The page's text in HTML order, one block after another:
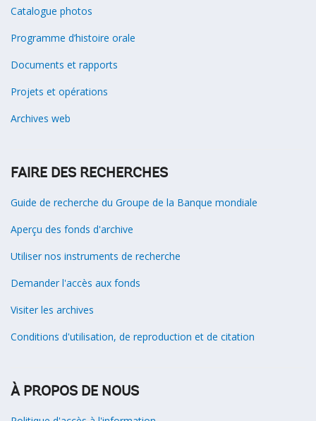
Catalogue photos
Programme d’histoire orale
Documents et rapports
Projets et opérations
Archives web
FAIRE DES RECHERCHES
Guide de recherche du Groupe de la Banque mondiale
Aperçu des fonds d'archive
Utiliser nos instruments de recherche
Demander l'accès aux fonds
Visiter les archives
Conditions d'utilisation, de reproduction et de citation
À PROPOS DE NOUS